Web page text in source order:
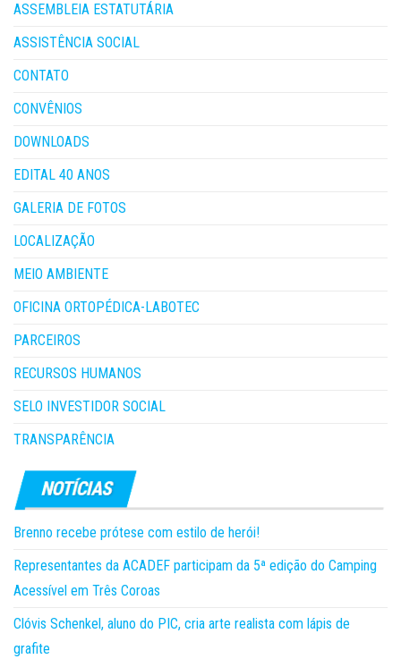
ASSEMBLEIA ESTATUTÁRIA
ASSISTÊNCIA SOCIAL
CONTATO
CONVÊNIOS
DOWNLOADS
EDITAL 40 ANOS
GALERIA DE FOTOS
LOCALIZAÇÃO
MEIO AMBIENTE
OFICINA ORTOPÉDICA-LABOTEC
PARCEIROS
RECURSOS HUMANOS
SELO INVESTIDOR SOCIAL
TRANSPARÊNCIA
Brenno recebe prótese com estilo de herói!
Representantes da ACADEF participam da 5ª edição do Camping
Acessível em Três Coroas
Clóvis Schenkel, aluno do PIC, cria arte realista com lápis de
grafite